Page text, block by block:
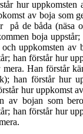
hur
av boja som
på de båda (näsa
boja
uppkomsten
han förstår hur
Han förstår
han förstår hur
hur uppkomst
av bojan som
han förstår hur